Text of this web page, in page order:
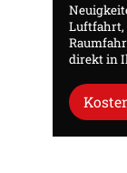
Luftfahrt,
direkt in